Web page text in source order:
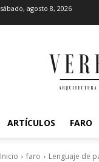
sábado, agosto 8, 2026
ARTÍCULOS FARO
Inicio faro Lenguaje de